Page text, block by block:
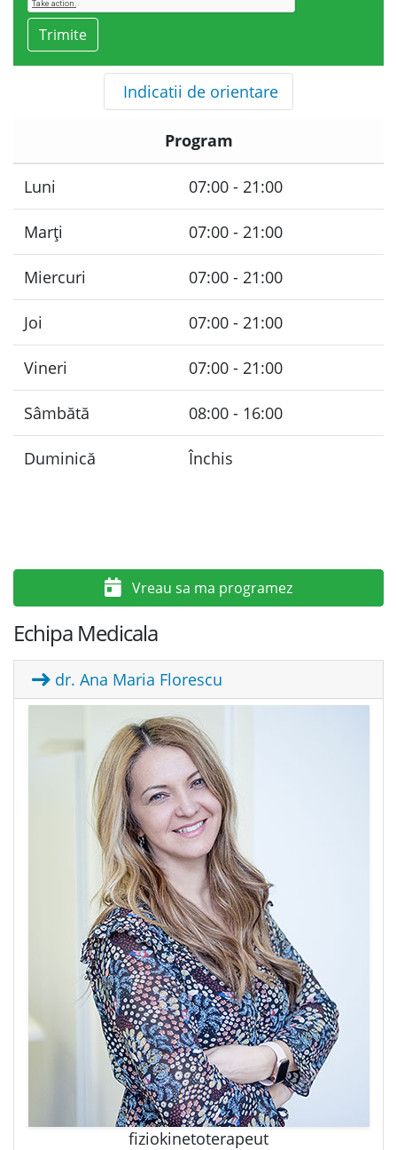
Indicatii de orientare
Program
Luni 07:00 - 21:00
Marți 07:00 - 21:00
Miercuri 07:00 - 21:00
Joi 07:00 - 21:00
Vineri 07:00 - 21:00
Sâmbătă 08:00 - 16:00
Duminică Închis
Vreau sa ma programez
Echipa Medicala
dr. Ana Maria Florescu
fiziokinetoterapeut